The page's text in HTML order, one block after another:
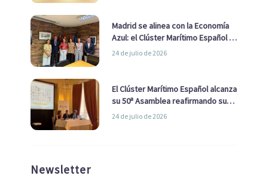
Madrid se alinea con la Economía
Azul: el Clúster Marítimo Español y
la Real Liga Naval avanzan alianzas
24 de julio de 2026
El Clúster Marítimo Español alcanza
su 50ª Asamblea reafirmando su
liderazgo en la Economía Azul
24 de julio de 2026
Newsletter